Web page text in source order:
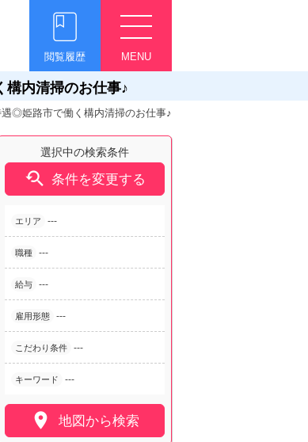
MENU
閲覧履歴
構内清掃のお仕事♪
遇◎姫路市で働く構内清掃のお仕事♪
選択中の検索条件
 条件を変更する
エリア ---
職種 ---
給与 ---
雇用形態 ---
こだわり条件 ---
キーワード ---
 地図から検索